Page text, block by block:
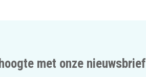
met onze nieuwsbrief